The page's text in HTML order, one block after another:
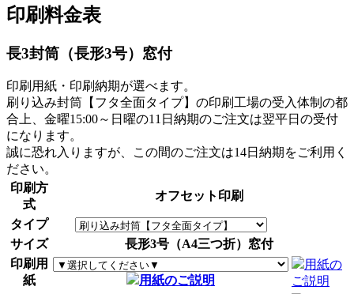
印刷料金表
長3封筒（長形3号）窓付
印刷用紙・印刷納期が選べます。
刷り込み封筒【フタ全面タイプ】の印刷工場の受入体制の都
合上、金曜15:00～日曜の11日納期のご注文は翌平日の受付
になります。
誠に恐れ入りますが、この間のご注文は14日納期 をご利用く
ださい。
印刷方
式
オフセット印刷
タイプ
サイズ
長形3号（A4三つ折）窓付
印刷用
紙
用紙のご説明
用紙の
ご説明